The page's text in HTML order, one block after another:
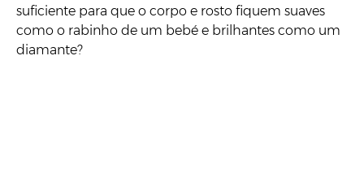
suficiente para que o corpo e rosto fiquem suaves
como o rabinho de um bebé e brilhantes como um
diamante?